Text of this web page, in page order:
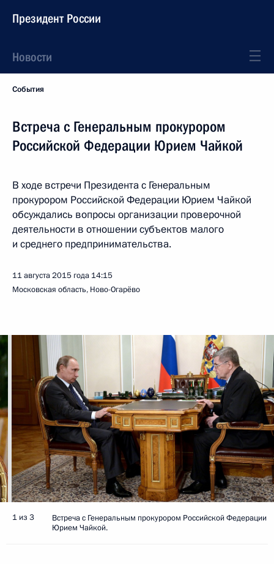
Президент России
Новости
События
Встреча с Генеральным прокурором
Российской Федерации Юрием Чайкой
В ходе встречи Президента с Генеральным
прокурором Российской Федерации Юрием Чайкой
обсуждались вопросы организации проверочной
деятельности в отношении субъектов малого
и среднего предпринимательства.
11 августа 2015 года 14:15
Московская область, Ново-Огарёво
1 из 3
Встреча с Генеральным прокурором Российской Федерации
Юрием Чайкой.